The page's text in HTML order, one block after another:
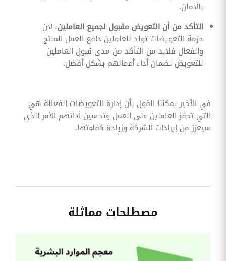
بالأمان.
التأكد من أن التعويض مقبول لجميع العاملين: لأن
حزمة التعويضات تولد للعاملين دافع العمل المنتج
والفعال فلابد من التأكد من مدى قبول العاملين
للتعويض لضمان أداء أعمالهم بشكل أفضل.
في الأخير يمكننا القول بأن إدارة التعويضات الفعالة هي
التي تحفز العاملين على العمل وتحسين أدائهم الأمر الذي
سيعزز من إيرادات الشركة وزيادة كفاءتها.
مصطلحات مماثلة